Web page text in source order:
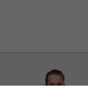
passende
Deine Interessen
und Tipps zu
und brauchst.